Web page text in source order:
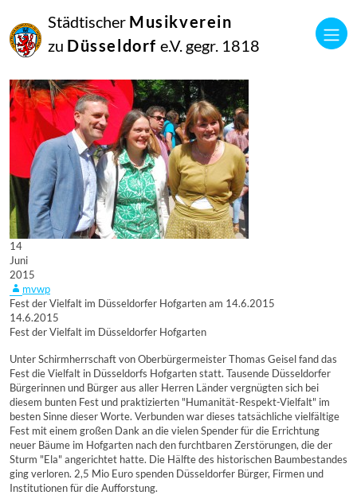
Städtischer Musikverein
zu Düsseldorf e.V. gegr. 1818
14
Juni
2015
mvwp
Fest der Vielfalt im Düsseldorfer Hofgarten am 14.6.2015
14.6.2015
Fest der Vielfalt im Düsseldorfer Hofgarten
Unter Schirmherrschaft von Oberbürgermeister Thomas Geisel fand das
Fest die Vielfalt in Düsseldorfs Hofgarten statt. Tausende Düsseldorfer
Bürgerinnen und Bürger aus aller Herren Länder vergnügten sich bei
diesem bunten Fest und praktizierten "Humanität-Respekt-Vielfalt" im
besten Sinne dieser Worte. Verbunden war dieses tatsächliche vielfältige
Fest mit einem großen Dank an die vielen Spender für die Errichtung
neuer Bäume im Hofgarten nach den furchtbaren Zerstörungen, die der
Sturm "Ela" angerichtet hatte. Die Hälfte des historischen Baumbestandes
ging verloren. 2,5 Mio Euro spenden Düsseldorfer Bürger, Firmen und
Institutionen für die Aufforstung.